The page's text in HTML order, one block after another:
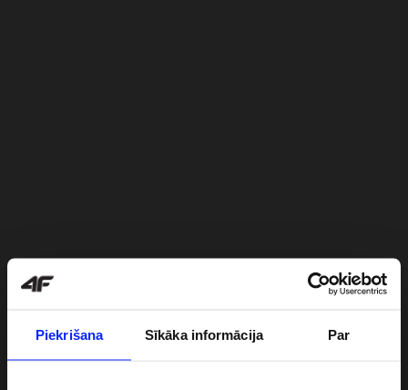
Piekrišana Sīkāka informācija Par